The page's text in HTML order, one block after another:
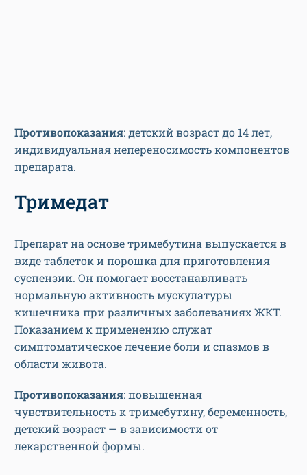
Противопоказания: детский возраст до 14 лет,
индивидуальная непереносимость компонентов
препарата.
Тримедат
Препарат на основе тримебутина выпускается в
виде таблеток и порошка для приготовления
суспензии. Он помогает восстанавливать
нормальную активность мускулатуры
кишечника при различных заболеваниях ЖКТ.
Показанием к применению служат
симптоматическое лечение боли и спазмов в
области живота.
Противопоказания: повышенная
чувствительность к тримебутину, беременность,
детский возраст — в зависимости от
лекарственной формы.